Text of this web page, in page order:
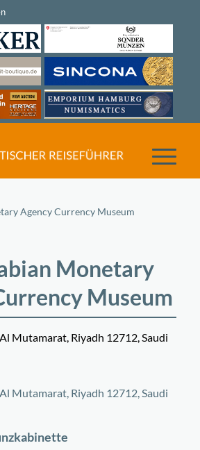
Agency Currency Museum
Monetary
Museum
Mutamarat, Riyadh 12712, Saudi
Mutamarat, Riyadh 12712, Saudi